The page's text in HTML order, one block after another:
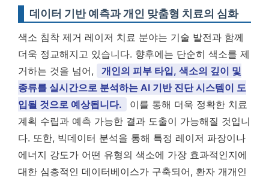
데이터 기반 예측과 개인 맞춤형 치료의 심화
색소 침착 제거 레이저 치료 분야는 기술 발전과 함께
더욱 정교해지고 있습니다. 향후에는 단순히 색소를 제
거하는 것을 넘어,
개인의 피부 타입, 색소의 깊이 및
종류를 실시간으로 분석하는 AI 기반 진단 시스템이 도
입될 것으로 예상됩니다.
이를 통해 더욱 정확한 치료
계획 수립과 예측 가능한 결과 도출이 가능해질 것입니
다. 또한, 빅데이터 분석을 통해 특정 레이저 파장이나
에너지 강도가 어떤 유형의 색소에 가장 효과적인지에
대한 심층적인 데이터베이스가 구축되어, 환자 개개인